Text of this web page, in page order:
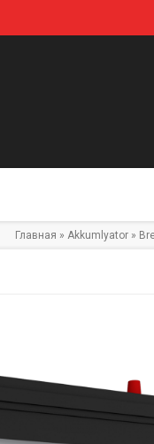
Главная » Akkumlyator»